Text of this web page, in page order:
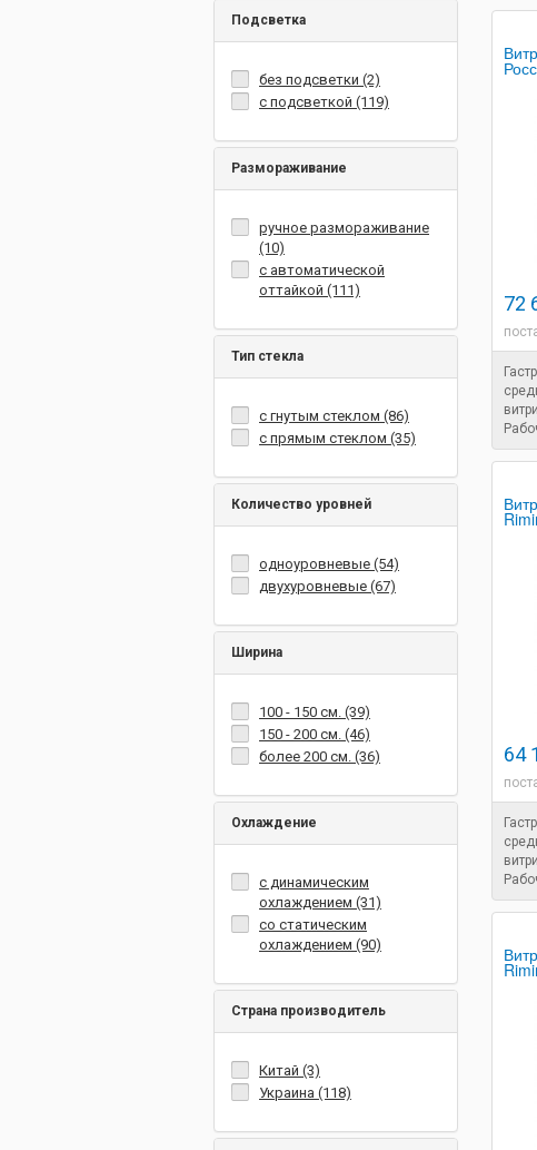
72
64
Подсветка
без подсветки (2)
с подсветкой (119)
Размораживание
ручное размораживание
(10)
с автоматической
оттайкой (111)
Тип стекла
с гнутым стеклом (86)
с прямым стеклом (35)
Количество уровней
одноуровневые (54)
двухуровневые (67)
Ширина
100 - 150 см. (39)
150 - 200 см. (46)
более 200 см. (36)
Охлаждение
с динамическим
охлаждением (31)
со статическим
охлаждением (90)
Страна производитель
Китай (3)
Украина (118)